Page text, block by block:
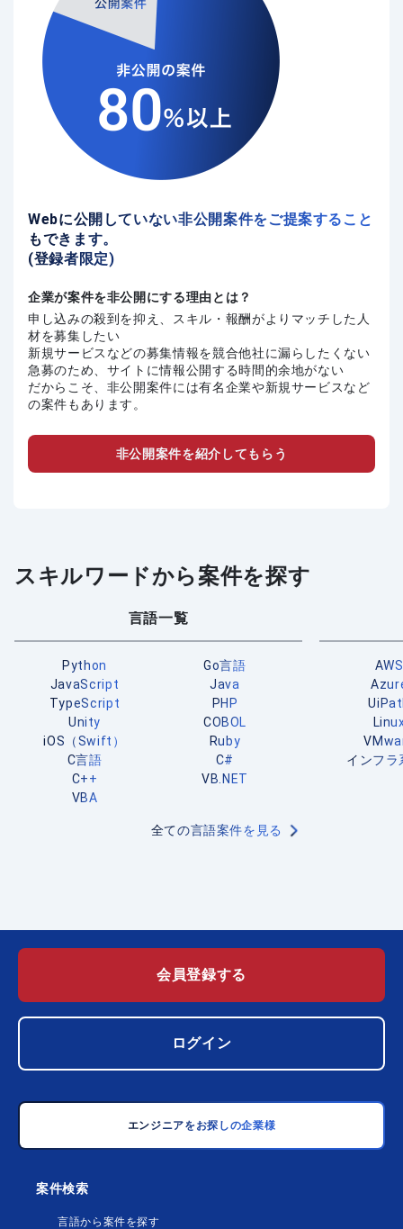
Webに公開していない非公開案件をご提案すること
もできます。
(登録者限定)
企業が案件を非公開にする理由とは？
申し込みの殺到を抑え、スキル・報酬がよりマッチした人
材を募集したい
新規サービスなどの募集情報を競合他社に漏らしたくない
急募のため、サイトに情報公開する時間的余地がない
だからこそ、非公開案件には有名企業や新規サービスなど
の案件もあります。
非公開案件を紹介してもらう
スキルワードから案件を探す
言語一覧
Python
Go言語
JavaScript
Java
TypeScript
PHP
Unity
COBOL
iOS（Swift）
Ruby
C言語
C#
C++
VB.NET
VBA
全ての言語案件を見る
AWS
インフラ
会員登録する
ログイン
エンジニアをお探しの企業様
案件検索
言語から案件を探す